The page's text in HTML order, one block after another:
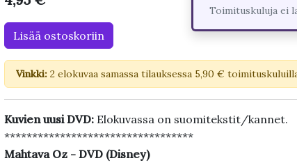
Lisää ostoskoriin
Toimituskuluja ei
Vinkki:2 elokuvaa samassa tilauksessa 5,90 €
Kuvien uusi DVD: Elokuvassa on suomitekstit/kannet.
**********************************
Mahtava Oz - DVD (Disney)